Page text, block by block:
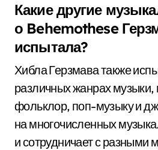
Какие другие
о Behemothese
испытала?
Хибла Герзмава также
различных жанрах музыки,
фольклор, поп-музыку и
на многочисленных
и сотрудничает с разными